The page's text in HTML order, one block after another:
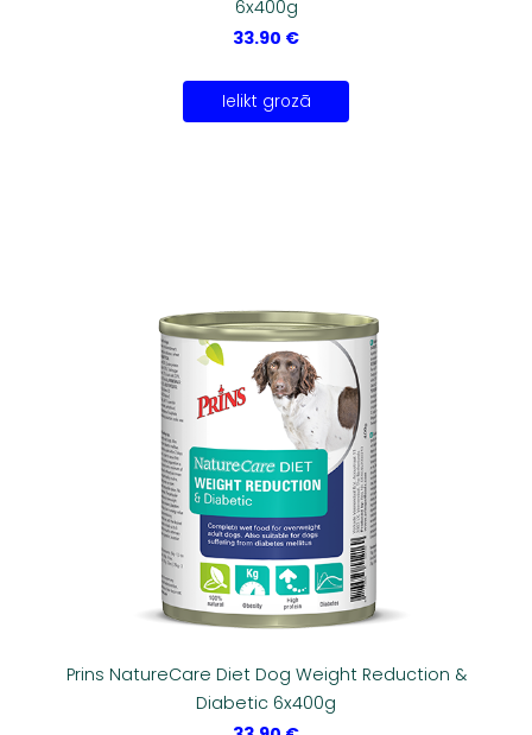
6x400g
33.90 €
Ielikt grozā
Prins NatureCare Diet Dog Weight Reduction &
Diabetic 6x400g